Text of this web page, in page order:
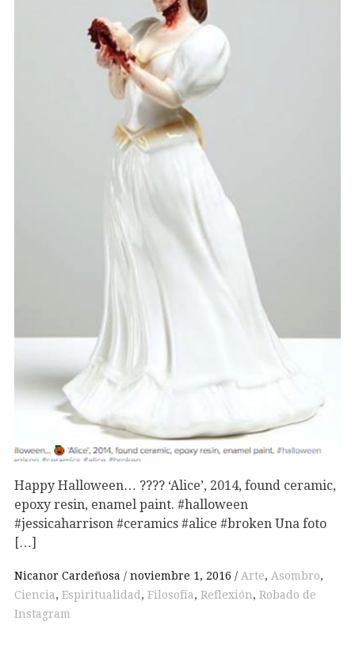
Happy Halloween… ???? ‘Alice’, 2014, found ceramic,
epoxy resin, enamel paint. #halloween
#jessicaharrison #ceramics #alice #broken Una foto
[…]
Nicanor Cardeñosa noviembre 1, 2016 Arte, Asombro,
Ciencia, Espiritualidad , Filosofía, Reflexión, Robado de
Instagram